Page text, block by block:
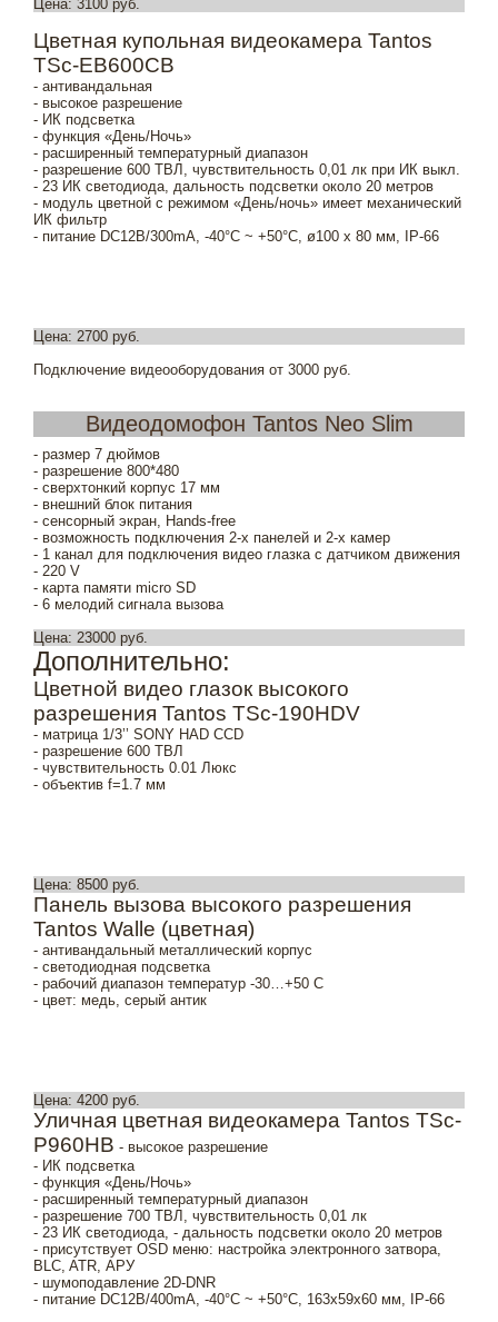
Цена: 3100 руб.
Цветная купольная видеокамера Tantos
TSc-EB600CB
- антивандальная
- высокое разрешение
- ИК подсветка
- функция «День/Ночь»
- расширенный температурный диапазон
- разрешение 600 ТВЛ, чувствительность 0,01 лк при ИК выкл.
- 23 ИК светодиода, дальность подсветки около 20 метров
- модуль цветной с режимом «День/ночь» имеет механический
ИК фильтр
- питание DC12В/300mA, -40°С ~ +50°С, ø100 x 80 мм, IP-66
Цена: 2700 руб.
Подключение видеооборудования от 3000 руб.
Видеодомофон Tantos Neo Slim
- размер 7 дюймов
- разрешение 800*480
- сверхтонкий корпус 17 мм
- внешний блок питания
- сенсорный экран, Hands-free
- возможность подключения 2-х панелей и 2-х камер
- 1 канал для подключения видео глазка с датчиком движения
- 220 V
- карта памяти micro SD
- 6 мелодий сигнала вызова
Цена: 23000 руб.
Дополнительно:
Цветной видео глазок высокого
разрешения Tantos TSc-190HDV
- матрица 1/3’’ SONY HAD CCD
- разрешение 600 ТВЛ
- чувствительность 0.01 Люкс
- объектив f=1.7 мм
Цена: 8500 руб.
Панель вызова высокого разрешения
Tantos Walle (цветная)
- антивандальный металлический корпус
- светодиодная подсветка
- рабочий диапазон температур -30…+50 С
- цвет: медь, серый антик
Цена: 4200 руб.
Уличная цветная видеокамера Tantos TSc-
P960HB - высокое разрешение
- ИК подсветка
- функция «День/Ночь»
- расширенный температурный диапазон
- разрешение 700 ТВЛ, чувствительность 0,01 лк
- 23 ИК светодиода, - дальность подсветки около 20 метров
- присутствует OSD меню: настройка электронного затвора,
BLC, ATR, АРУ
- шумоподавление 2D-DNR
- питание DC12В/400mA, -40°С ~ +50°С, 163x59х60 мм, IP-66